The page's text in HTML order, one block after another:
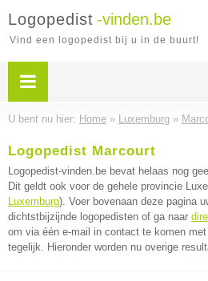
Logopedist -vinden.be
Vind een logopedist bij u in de buurt!
U bent nu hier: Home » Luxemburg »
Logopedist Marcourt
Logopedist-vinden.be bevat helaas nog
Dit geldt ook voor de gehele provincie
Luxemburg). Voer bovenaan deze pagina
dichtstbijzijnde logopedisten of ga naar
om via één e-mail in contact te komen
tegelijk. Hieronder worden nu overige